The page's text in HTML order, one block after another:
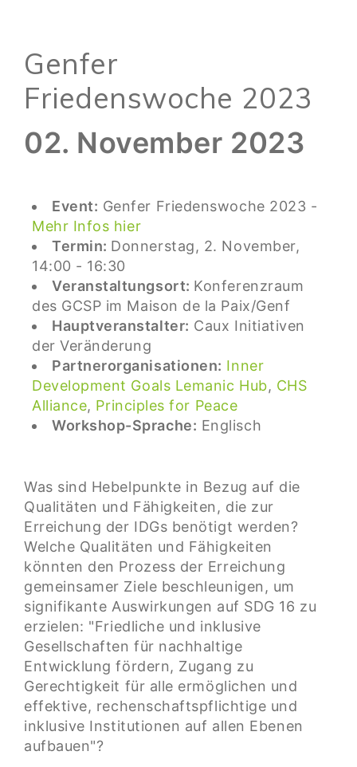
Genfer
Friedenswoche 2023
02. November 2023
Event: Genfer Friedenswoche 2023 -
Mehr Infos hier
Termin: Donnerstag, 2. November,
14:00 - 16:30
Veranstaltungsort: Konferenzraum
des GCSP im Maison de la Paix/Genf
Hauptveranstalter: Caux Initiativen
der Veränderung
Partnerorganisationen: Inner
Development Goals Lemanic Hub, CHS
Alliance, Principles for Peace
Workshop-Sprache: Englisch
Was sind Hebelpunkte in Bezug auf die
Qualitäten und Fähigkeiten, die zur
Erreichung der IDGs benötigt werden?
Welche Qualitäten und Fähigkeiten
könnten den Prozess der Erreichung
gemeinsamer Ziele beschleunigen, um
signifikante Auswirkungen auf SDG 16 zu
erzielen: "Friedliche und inklusive
Gesellschaften für nachhaltige
Entwicklung fördern, Zugang zu
Gerechtigkeit für alle ermöglichen und
effektive, rechenschaftspflichtige und
inklusive Institutionen auf allen Ebenen
aufbauen"?